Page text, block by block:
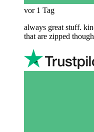
vor 1 Tag
always great stuff.
that are zipped though